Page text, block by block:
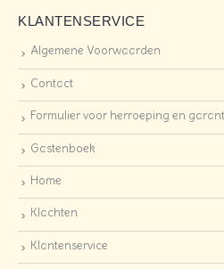
KLANTENSERVICE
Algemene Voorwaarden
Contact
Formulier voor herroeping en
Gastenboek
Home
Klachten
Klantenservice